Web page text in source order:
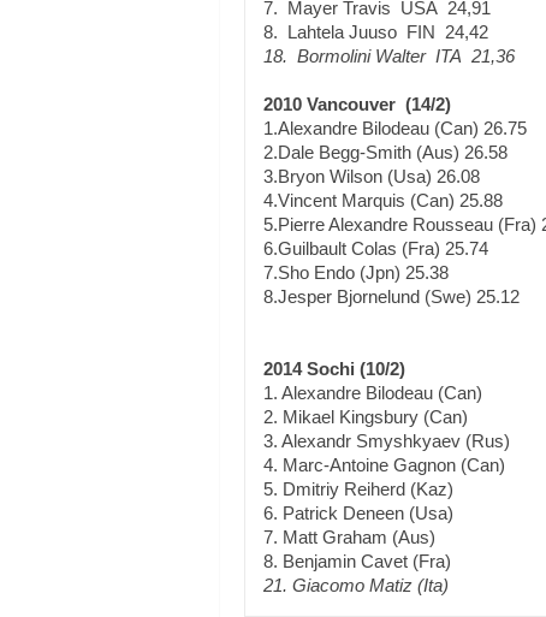
7. Mayer Travis USA 24,91
8. Lahtela Juuso FIN 24,42
18. Bormolini Walter ITA 21,36
2010 Vancouver (14/2)
1.Alexandre Bilodeau (Can) 26.75
2.Dale Begg-Smith (Aus) 26.58
3.Bryon Wilson (Usa) 26.08
4.Vincent Marquis (Can) 25.88
5.Pierre Alexandre Rousseau (Fra)
6.Guilbault Colas (Fra) 25.74
7.Sho Endo (Jpn) 25.38
8.Jesper Bjornelund (Swe) 25.12
2014 Sochi (10/2)
1. Alexandre Bilodeau (Can)
2. Mikael Kingsbury (Can)
3. Alexandr Smyshkyaev (Rus)
4. Marc-Antoine Gagnon (Can)
5. Dmitriy Reiherd (Kaz)
6. Patrick Deneen (Usa)
7. Matt Graham (Aus)
8. Benjamin Cavet (Fra)
21. Giacomo Matiz (Ita)